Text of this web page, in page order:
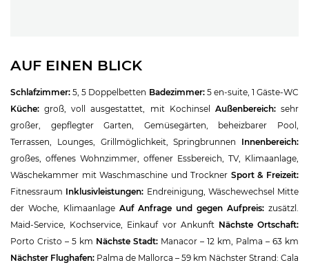
AUF EINEN BLICK
Schlafzimmer: 5, 5 Doppelbetten Badezimmer:5 en-suite, 1 Gäste-WC
Küche: groß, voll ausgestattet, mit Kochinsel Außenbereich:sehr
großer, gepflegter Garten, Gemüsegärten, beheizbarer Pool,
Terrassen, Lounges, Grillmöglichkeit, Springbrunnen Innenbereich:
großes, offenes Wohnzimmer, offener Essbereich, TV, Klimaanlage,
Wäschekammer mit Waschmaschine und Trockner Sport & Freizeit:
Fitnessraum Inklusivleistungen: Endreinigung, Wäschewechsel Mitte
der Woche, Klimaanlage Auf Anfrage und gegen Aufpreis: zusätzl.
Maid-Service, Kochservice, Einkauf vor Ankunft Nächste Ortschaft:
Porto Cristo – 5 km Nächste Stadt: Manacor – 12 km, Palma – 63 km
Nächster Flughafen: Palma de Mallorca – 59 km Nächster Strand: Cala